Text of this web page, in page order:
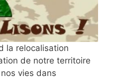
la relocalisation
de notre territoire
vies dans